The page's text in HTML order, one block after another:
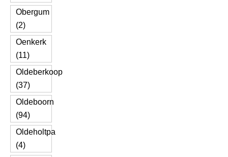
Obergum
(2)
Oenkerk
(11)
Oldeberkoop
(37)
Oldeboorn
(94)
Oldeholtpa
(4)